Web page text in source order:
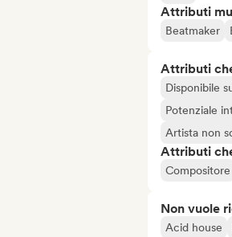
Attributi
Beatmaker
Attributi
Disponibile
Potenziale
Artista non
Attributi
Compositore
Non vuole
Acid house